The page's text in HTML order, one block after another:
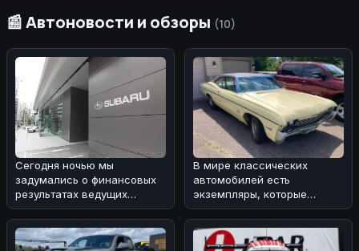
📰 Автоновости и обзоры (10)
Сегодня ночью мы
задумались о финансовых
результатах ведущих
автопроизводителей за
второй квартал 20
В мире классических
автомобилей есть
экземпляры, которые
вызывают особую
ностальгию и восхищение
🚗.